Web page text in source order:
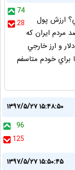
74
28
ارزش پول
پايين راضي ميشي؟ ٩٩ درصد مردم ايران كه
و ارز خارجي
خودم متاسفم
۱۳۹۷/۵/۲۷ ۱۵:۴۸:۵۰
96
125
۱۳۹۷/۵/۲۷ ۱۵:۵۰:۴۵